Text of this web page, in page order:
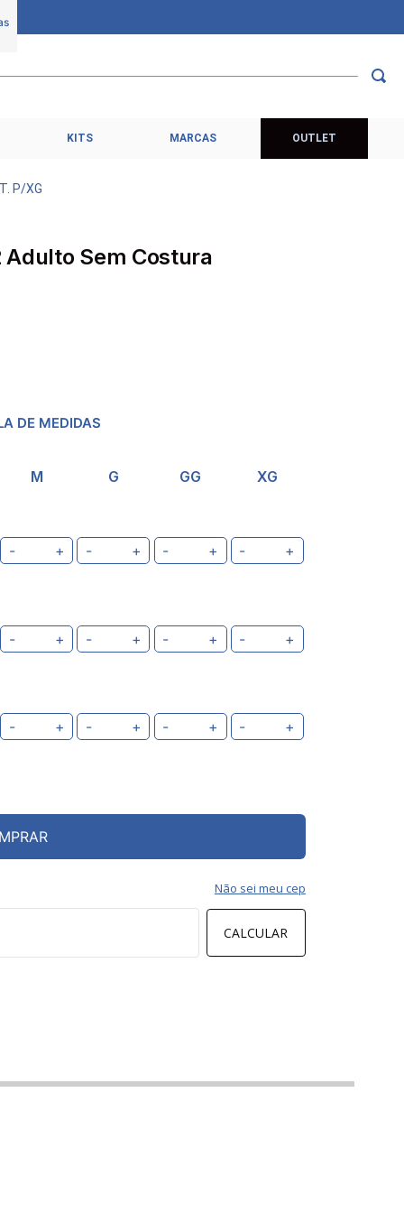
KITS MARCAS OUTLET
P/XG
Sem Costura
DE MEDIDAS
M G GG XG
- + - + - + - +
- + - + - + - +
- + - + - + - +
CALCULAR
Não sei meu cep